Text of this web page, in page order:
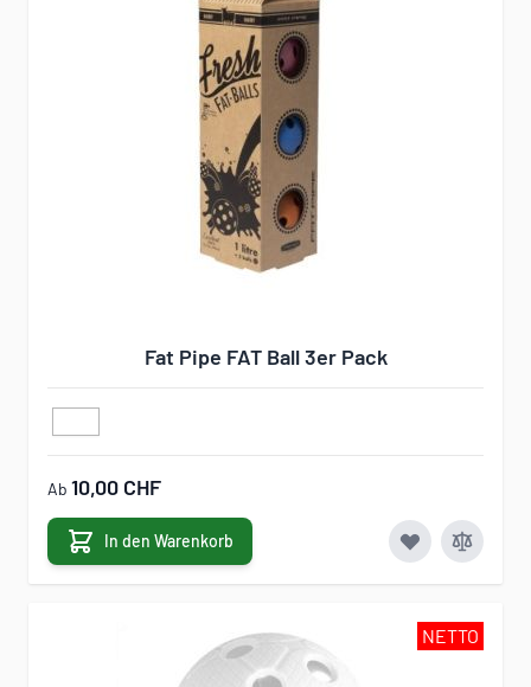
Fat Pipe FAT Ball 3er Pack
Ab 10,00 CHF
In den Warenkorb
NETTO